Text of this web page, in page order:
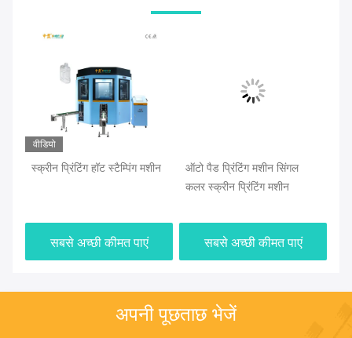
वीडियो
स्क्रीन प्रिंटिंग हॉट स्टैम्पिंग मशीन
सबसे अच्छी कीमत पाएं
ऑटो पैड प्रिंटिंग मशीन सिंगल
कलर स्क्रीन प्रिंटिंग मशीन
सबसे अच्छी कीमत पाएं
अपनी पूछताछ भेजें